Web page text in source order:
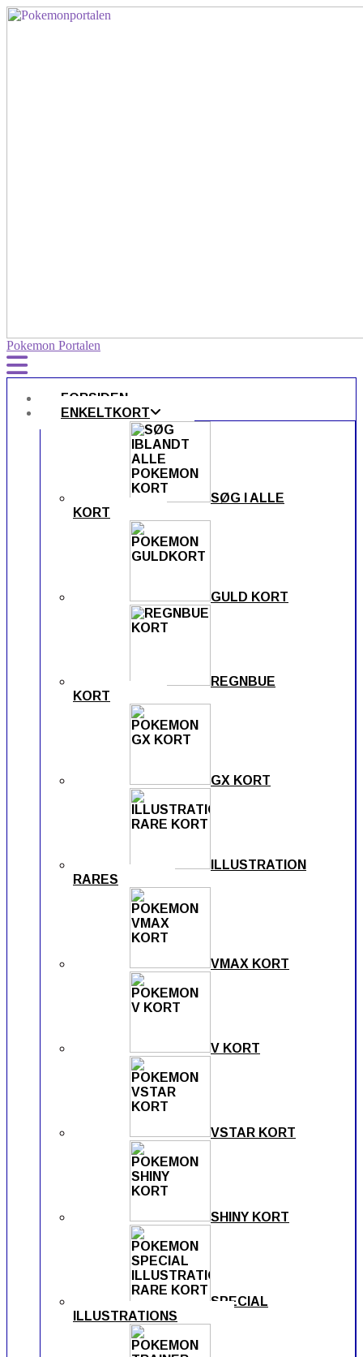
Pokemon Portalen
FORSIDEN
ENKELTKORT
SØG I ALLE
KORT
GULD KORT
REGNBUE
KORT
GX KORT
ILLUSTRATION
RARES
VMAX KORT
V KORT
VSTAR KORT
SHINY KORT
SPECIAL
ILLUSTRATIONS